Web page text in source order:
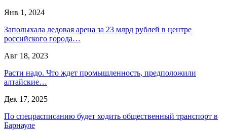
Янв 1, 2024
Заполыхала ледовая арена за 23 млрд рублей в центре
российского города…
Авг 18, 2023
Расти надо. Что ждет промышленность, предположили
алтайские…
Дек 17, 2025
По спецрасписанию будет ходить общественный транспорт в
Барнауле